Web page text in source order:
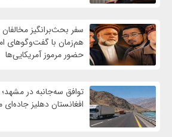
سفر بحث‌برانگیز مخالفان
هم‌زمان با گفت‌وگوهای
حضور مرموز آمریکایی‌ها
توافق سه‌جانبه در مشهد؛
افغانستان دهلیز